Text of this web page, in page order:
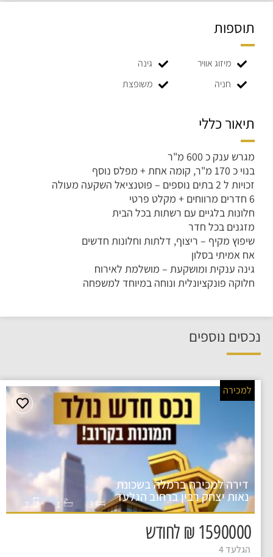
תוספות
מיזוג אוויר
גינה
חניה
משופצת
תיאור כללי
מגרש ענק כ 600 מ"ר
בנוי כ 170 מ"ר, קומה אחת + מפלס נוסף
זכויות ל 2 בתים נוספים – פוטנציאל השקעה מעולה
חלונות בלגיים עם רשתות בכל הבית
מזגנים בכל חדר
שיפוץ מקיף – ריצוף, דלתות וחלונות חדשים
אח אמיתי בסלון
גינה ענקית ומושקעת – מושלמת לאירוח
חלוקה פונקציונלית ונוחה במיוחד למשפחה
נכסים נוספים
דירה למכירה ברמלה בשכונת
נאות יצחק רבין ברחוב הגלעד 3
1
2
1590000 ₪ לחודש
הגלעד 4
למכירה